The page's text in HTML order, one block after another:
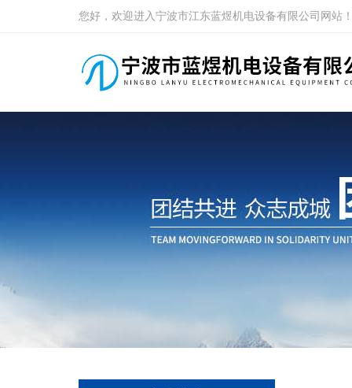
您好，欢迎进入宁波市江东蓝煜机电设备有限公司网站